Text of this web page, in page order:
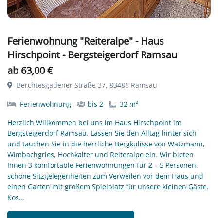
Ferienwohnung "Reiteralpe" - Haus
Hirschpoint - Bergsteigerdorf Ramsau
ab 63,00 €
Berchtesgadener Straße 37, 83486 Ramsau
Ferienwohnung bis 2
32 m²
Herzlich Willkommen bei uns im Haus Hirschpoint im
Bergsteigerdorf Ramsau. Lassen Sie den Alltag hinter sich
und tauchen Sie in die herrliche Bergkulisse von Watzmann,
Wimbachgries, Hochkalter und Reiteralpe ein. Wir bieten
Ihnen 3 komfortable Ferienwohnungen für 2 – 5 Personen,
schöne Sitzgelegenheiten zum Verweilen vor dem Haus und
einen Garten mit großem Spielplatz für unsere kleinen Gäste.
Kos…